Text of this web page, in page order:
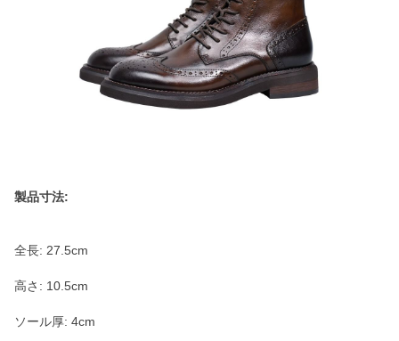
製品寸法:
全長: 27.5cm
高さ: 10.5cm
ソール厚: 4cm